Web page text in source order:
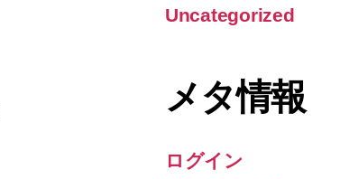
Uncategorized
メタ情報
ログイン